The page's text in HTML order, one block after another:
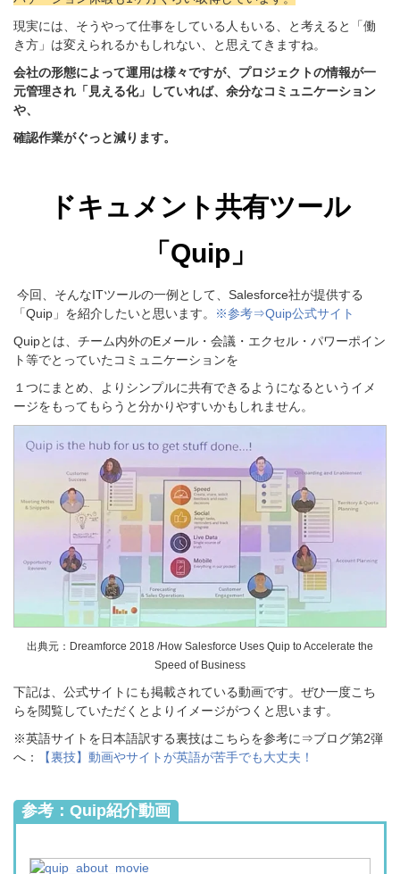
現実には、そうやって仕事をしている人もいる、と考えると「働
き方」は変えられるかもしれない、と思えてきますね。
会社の形態によって運用は様々ですが、プロジェクトの情報が一
元管理され「見える化」していれば、余分なコミュニケーション
や、
確認作業がぐっと減ります。
ドキュメント共有ツール
「Quip」
今回、そんなITツールの一例として、 Salesforce社が提供する
「Quip」を紹介したいと思います。
※参考⇒Quip公式サイト
Quipとは、チーム内外のEメール・会議・エクセル・パワーポイン
ト等でとっていたコミュニケーションを
１つにまとめ、よりシンプルに共有できるようになるというイメ
ージをもってもらうと分かりやすいかもしれません。
出典元：Dreamforce 2018 /How Salesforce Uses Quip to Accelerate the
Speed of Business
下記は、公式サイトにも掲載されている動画です。ぜひ一度こち
らを閲覧していただくとよりイメージがつくと思います。
※英語サイトを日本語訳する裏技はこちらを参考に⇒ブログ第2弾
へ：
【裏技】動画やサイトが英語が苦手でも大丈夫！
参考：Quip紹介動画